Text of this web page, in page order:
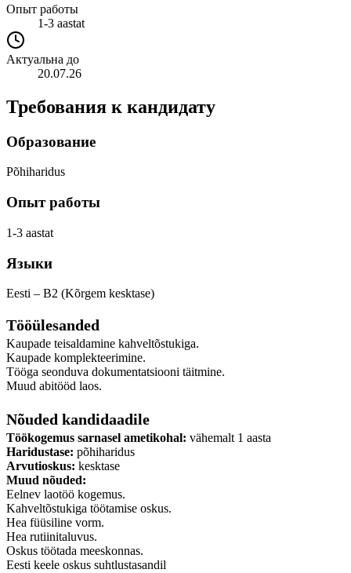
Опыт работы
1-3 aastat
Актуальна до
20.07.26
Требования к кандидату
Образование
Põhiharidus
Опыт работы
1-3 aastat
Языки
Eesti – B2 (Kõrgem kesktase)
Tööülesanded
Kaupade teisaldamine kahveltõstukiga.
Kaupade komplekteerimine.
Tööga seonduva dokumentatsiooni täitmine.
Muud abitööd laos.
Nõuded kandidaadile
Töökogemus sarnasel ametikohal: vähemalt 1 aasta
Haridustase: põhiharidus
Arvutioskus: kesktase
Muud nõuded:
Eelnev laotöö kogemus.
Kahveltõstukiga töötamise oskus.
Hea füüsiline vorm.
Hea rutiinitaluvus.
Oskus töötada meeskonnas.
Eesti keele oskus suhtlustasandil